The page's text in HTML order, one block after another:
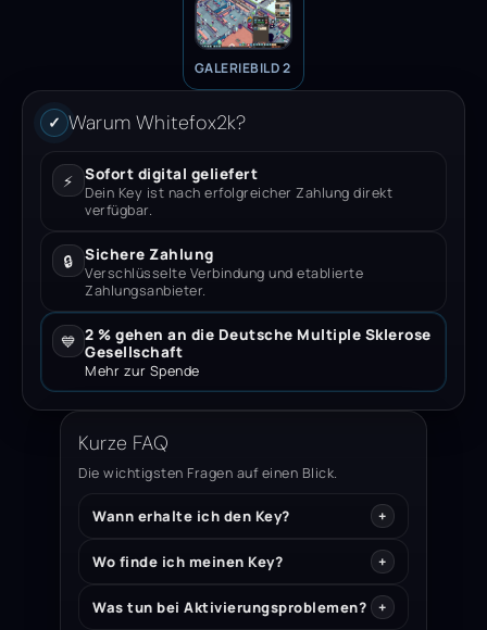
GALERIEBILD 2
✓ Warum Whitefox2k?
⚡ Sofort digital geliefert
Dein Key ist nach erfolgreicher Zahlung direkt
verfügbar.
🔒 Sichere Zahlung
Verschlüsselte Verbindung und etablierte
Zahlungsanbieter.
💙 2 % gehen an die Deutsche Multiple Sklerose
Gesellschaft
Mehr zur Spende
Kurze FAQ
Die wichtigsten Fragen auf einen Blick.
Wann erhalte ich den Key?
Wo finde ich meinen Key?
Was tun bei Aktivierungsproblemen?